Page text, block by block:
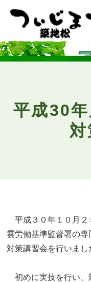
平成30
平成３０年１０月２
雲労働基準監督署の
対策講習会を行いまし
初めに実技を行い、